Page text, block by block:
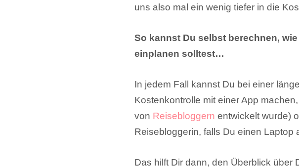
uns also mal ein wenig tiefer in die
So kannst Du selbst berechnen,
einplanen solltest…
In jedem Fall kannst Du bei einer
Kostenkontrolle mit einer App
von Reisebloggern entwickelt wurde)
Reisebloggerin, falls Du einen Laptop
Das hilft Dir dann, den Überblick über